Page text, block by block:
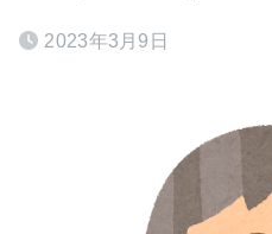
2023年3月9日